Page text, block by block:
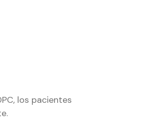
los pacientes